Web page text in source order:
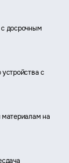
досрочным
с
материалам на